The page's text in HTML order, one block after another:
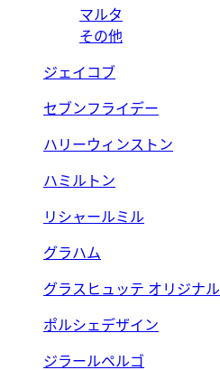
マルタ
その他
ジェイコブ
セブンフライデー
ハリーウィンストン
ハミルトン
リシャールミル
グラハム
グラスヒュッテ オリジナル
ポルシェデザイン
ジラールペルゴ